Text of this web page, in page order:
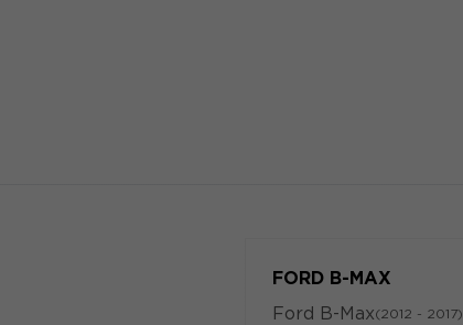
FORD B-MAX
Ford B-Max(2012 - 2017)